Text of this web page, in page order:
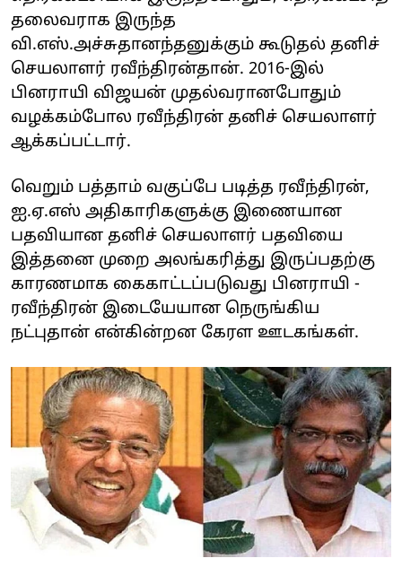
தலைவராக இருந்த
வி.எஸ்.அச்சுதானந்தனுக்கும் கூடுதல் தனிச்
செயலாளர் ரவீந்திரன்தான். 2016-இல்
பினராயி விஜயன் முதல்வரானபோதும்
வழக்கம்போல ரவீந்திரன் தனிச் செயலாளர்
ஆக்கப்பட்டார்.
வெறும் பத்தாம் வகுப்பே படித்த ரவீந்திரன்,
ஐ.ஏ.எஸ் அதிகாரிகளுக்கு இணையான
பதவியான தனிச் செயலாளர் பதவியை
இத்தனை முறை அலங்கரித்து இருப்பதற்கு
காரணமாக கைகாட்டப்படுவது பினராயி -
ரவீந்திரன் இடையேயான நெருங்கிய
நட்புதான் என்கின்றன கேரள ஊடகங்கள்.